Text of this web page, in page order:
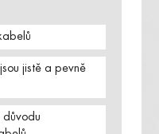
jistě a pevně
důvodu